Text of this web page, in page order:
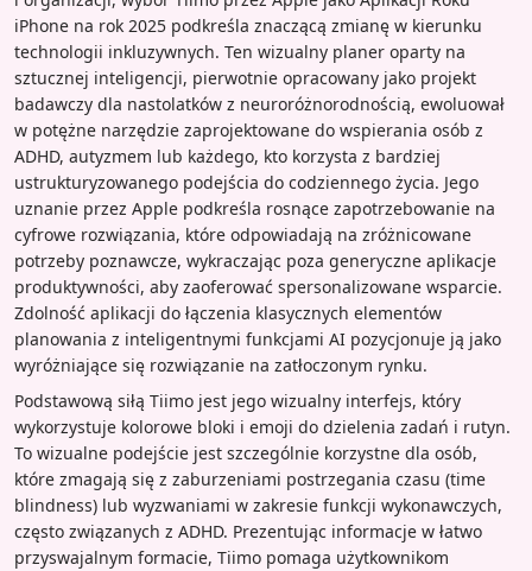
iPhone na rok 2025 podkreśla znaczącą zmianę w kierunku
technologii inkluzywnych. Ten wizualny planer oparty na
sztucznej inteligencji, pierwotnie opracowany jako projekt
badawczy dla nastolatków z neuroróżnorodnością, ewoluował
w potężne narzędzie zaprojektowane do wspierania osób z
ADHD, autyzmem lub każdego, kto korzysta z bardziej
ustrukturyzowanego podejścia do codziennego życia. Jego
uznanie przez Apple podkreśla rosnące zapotrzebowanie na
cyfrowe rozwiązania, które odpowiadają na zróżnicowane
potrzeby poznawcze, wykraczając poza generyczne aplikacje
produktywności, aby zaoferować spersonalizowane wsparcie.
Zdolność aplikacji do łączenia klasycznych elementów
planowania z inteligentnymi funkcjami AI pozycjonuje ją jako
wyróżniające się rozwiązanie na zatłoczonym rynku.
Podstawową siłą Tiimo jest jego wizualny interfejs, który
wykorzystuje kolorowe bloki i emoji do dzielenia zadań i rutyn.
To wizualne podejście jest szczególnie korzystne dla osób,
które zmagają się z zaburzeniami postrzegania czasu (time
blindness) lub wyzwaniami w zakresie funkcji wykonawczych,
często związanych z ADHD. Prezentując informacje w łatwo
przyswajalnym formacie, Tiimo pomaga użytkownikom